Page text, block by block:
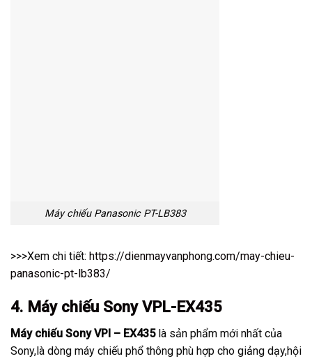
Máy chiếu Panasonic PT-LB383
>>>Xem chi tiết: https://dienmayvanphong.com/may-chieu-
panasonic-pt-lb383/
4. Máy chiếu Sony VPL-EX435
Máy chiếu Sony VPl – EX435là sản phẩm mới nhất của
Sony,là dòng máy chiếu phổ thông phù hợp cho giảng dạy,hội